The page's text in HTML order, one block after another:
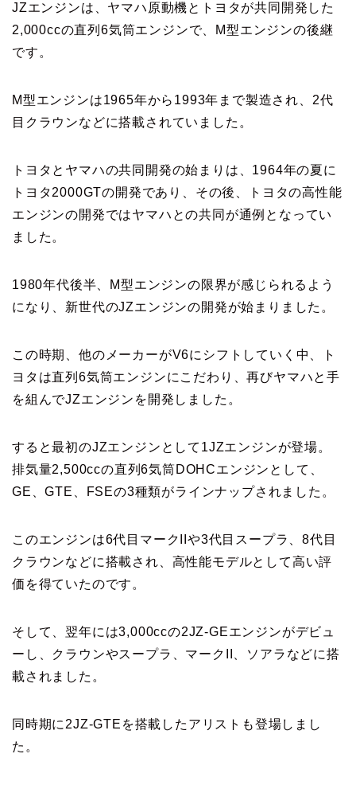
JZエンジンは、ヤマハ原動機とトヨタが共同開発した
2,000ccの直列6気筒エンジンで、M型エンジンの後継
です。
M型エンジンは1965年から1993年まで製造され、2代
目クラウンなどに搭載されていました。
トヨタとヤマハの共同開発の始まりは、1964年の夏に
トヨタ2000GTの開発であり、その後、トヨタの高性能
エンジンの開発ではヤマハとの共同が通例となってい
ました。
1980年代後半、M型エンジンの限界が感じられるよう
になり、新世代のJZエンジンの開発が始まりました。
この時期、他のメーカーがV6にシフトしていく中、ト
ヨタは直列6気筒エンジンにこだわり、再びヤマハと手
を組んでJZエンジンを開発しました。
すると最初のJZエンジンとして1JZエンジンが登場。
排気量2,500ccの直列6気筒DOHCエンジンとして、
GE、GTE、FSEの3種類がラインナップされました。
このエンジンは6代目マークIIや3代目スープラ、8代目
クラウンなどに搭載され、高性能モデルとして高い評
価を得ていたのです。
そして、翌年には3,000ccの2JZ-GEエンジンがデビュ
ーし、クラウンやスープラ、マークII、ソアラなどに搭
載されました。
同時期に2JZ-GTEを搭載したアリストも登場しまし
た。